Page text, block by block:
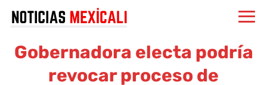
Gobernadora electa podría
revocar proceso de